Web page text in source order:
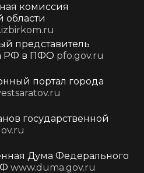
комиссия
области
представитель
РФ в ПФО pfo.gov.ru
портал города
государственной
Дума Федерального
www.duma.gov.ru